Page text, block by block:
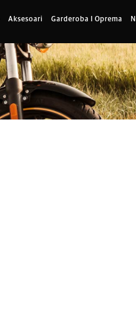
Aksesoari Garderoba I Oprema